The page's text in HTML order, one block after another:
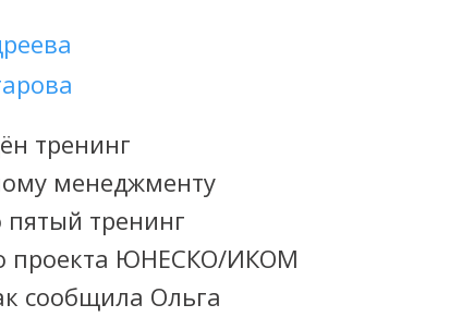
тренинг
менеджменту
пятый тренинг
проекта ЮНЕСКО/ИКОМ
сообщила Ольга